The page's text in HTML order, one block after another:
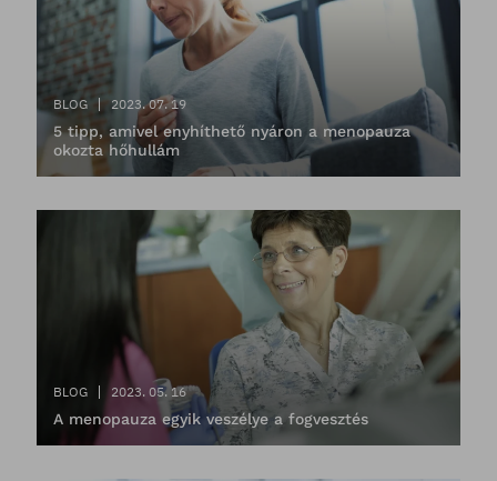
BLOG 2023. 07. 19
5 tipp, amivel enyhíthető nyáron a menopauza
okozta hőhullám
BLOG 2023. 05. 16
A menopauza egyik veszélye a fogvesztés